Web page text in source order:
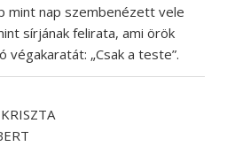
mint nap szembenézett vele
sírjának felirata, ami örök
végakaratát: „Csak a teste”.